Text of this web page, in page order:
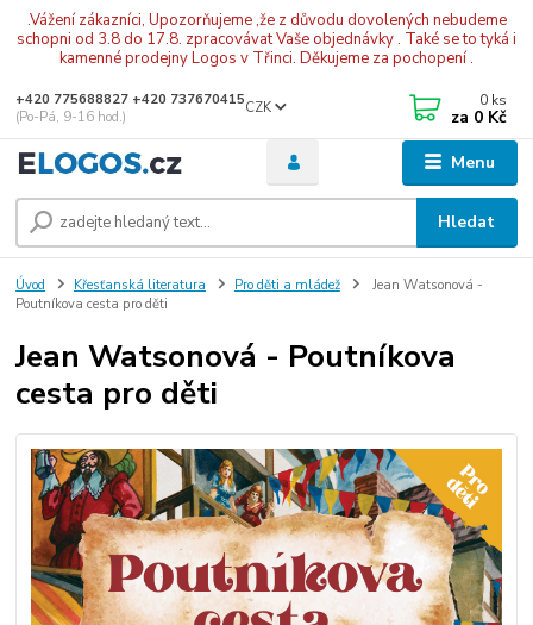
.Vážení zákazníci, Upozorňujeme ,že z důvodu dovolených nebudeme
schopni od 3.8 do 17.8. zpracovávat Vaše objednávky . Také se to tyká i
kamenné prodejny Logos v Třinci. Děkujeme za pochopení .
Menu
CZK
Hledat
+420 775688827 +420 737670415
(Po-Pá, 9-16 hod.)
0 ks
za 0 Kč
Úvod Křesťanská literatura Pro děti a mládež
Jean Watsonová -
Poutníkova cesta pro děti
Jean Watsonová - Poutníkova
cesta pro děti